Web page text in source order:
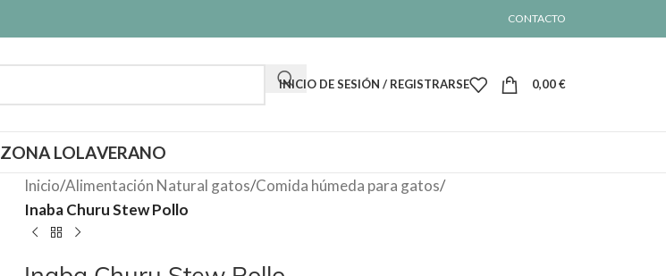
CONTACTO
INICIO DE SESIÓN / REGISTRARSE 0,00€
ZONA LOLAVERANO
Inicio/Alimentación Natural gatos/Comida húmeda para gatos/
Inaba Churu Stew Pollo